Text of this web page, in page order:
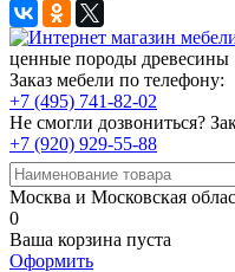
ценные породы древесины
Заказ мебели по телефону:
+7 (495) 741-82-02
Не смогли дозвониться?
+7 (920) 929-55-88
Москва и Московская
0
Ваша корзина пуста
Оформить